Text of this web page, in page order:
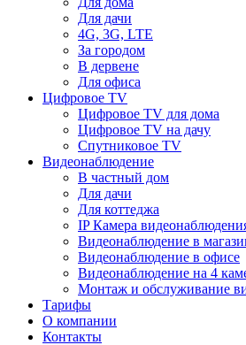
Для дачи
4G, 3G, LTE
За городом
В дервене
Для офиса
Цифровое TV
Цифровое TV для дома
Цифровое TV на дачу
Спутниковое TV
Видеонаблюдение
В частный дом
Для дачи
Для коттеджа
IP Камера
Видеонаблюдение в
Видеонаблюдение в офисе
Видеонаблюдение на 4
Монтаж и обслуживание
Тарифы
О компании
Контакты